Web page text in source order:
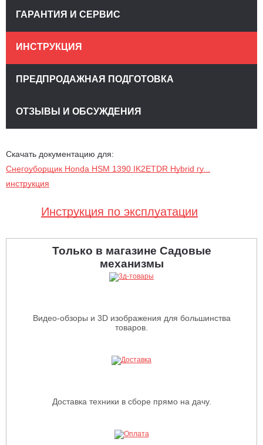
Скачать документацию для:
Снегоуборщик Honda HSM 1390 IK2ETDR Hybrid гу...
инструкция
Инструкция по эксплуатации
ГАРАНТИЯ И СЕРВИС
ИНСТРУКЦИЯ
ПРЕДПРОДАЖНАЯ ПОДГОТОВКА
ОТЗЫВЫ И ОБСУЖДЕНИЯ
Только в магазине Садовые
механизмы
Видео-обзоры и 3D изображения для большинства
товаров.
Доставка техники в сборе прямо на дачу.